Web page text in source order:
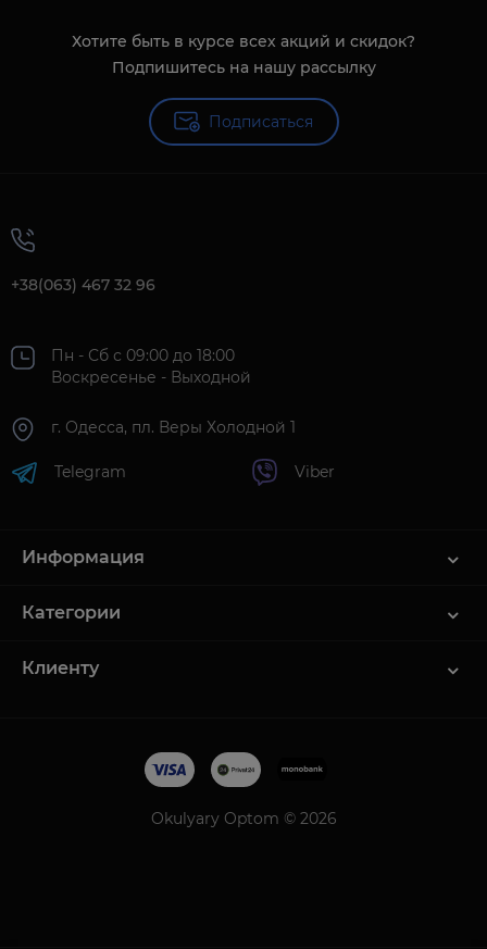
Хотите быть в курсе всех акций и скидок?
Подпишитесь на нашу рассылку
Подписаться
+38(063) 467 32 96
Пн - Сб с 09:00 до 18:00
Воскресенье - Выходной
г. Одесса, пл. Веры Холодной 1
Telegram Viber
Информация
Категории
Клиенту
Okulyary Optom © 2026